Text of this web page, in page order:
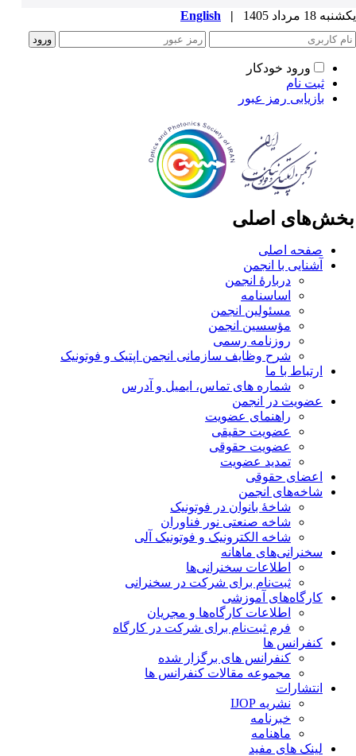
18 مرداد 1405 |
English
ورود خودکار
ثبت نام
بازیابی رمز عبور
اصلی
صفحه اصلی
آشنایی با انجمن
دربارۀ انجمن
اساسنامه
مسئولین انجمن
مؤسسین انجمن
روزنامه رسمی
شرح وظایف سازمانی انجمن اپتیک و فوتونیک
ارتباط با ما
شماره های تماس، ایمیل و آدرس
عضویت در انجمن
راهنمای عضویت
عضویت حقیقی
عضویت حقوقی
تمدید عضویت
اعضای حقوقی
شاخه‌های انجمن
شاخۀ بانوان در فوتونیک
شاخه صنعتی نور فناوران
شاخه‌ الکترونیک و فوتونیک آلی
سخنرانی‌های ماهانه
اطلاعات سخنرانی‌‌ها
ثبت‌نام برای شرکت در سخنرانی
کارگاه‌های آموزشی
اطلاعات کارگاه‌ها و مجریان
فرم ثبت‌نام برای شرکت در کارگاه
کنفرانس ها
کنفرانس های برگزار شده
مجموعه مقالات کنفرانس ها
انتشارات
نشریه IJOP
خبرنامه
ماهنامه
لینک های مفید